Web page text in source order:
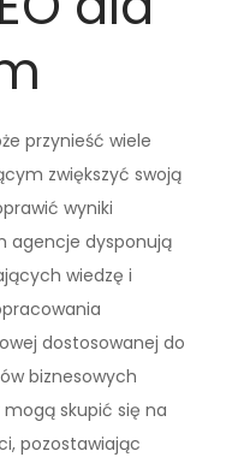
przynieść wiele
zwiększyć swoją
wyniki
agencje dysponują
wiedzę i
dostosowanej do
biznesowych
skupić się na
pozostawiając